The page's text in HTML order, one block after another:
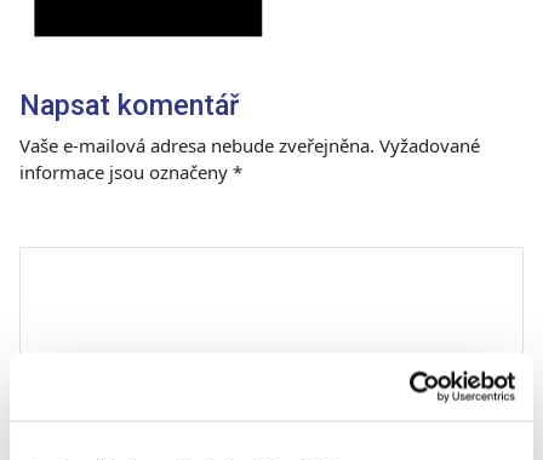
Napsat komentář
Vaše e-mailová adresa nebude zveřejněna. Vyžadované
informace jsou označeny *